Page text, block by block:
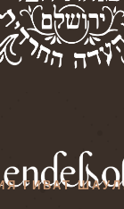
ГИВАТ